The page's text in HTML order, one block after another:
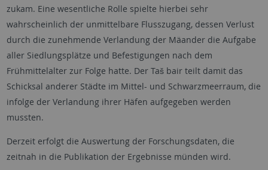
zukam. Eine wesentliche Rolle spielte hierbei sehr
wahrscheinlich der unmittelbare Flusszugang, dessen Verlust
durch die zunehmende Verlandung der Mäander die Aufgabe
aller Siedlungsplätze und Befestigungen nach dem
Frühmittelalter zur Folge hatte. Der Taš bair teilt damit das
Schicksal anderer Städte im Mittel- und Schwarzmeerraum, die
infolge der Verlandung ihrer Häfen aufgegeben werden
mussten.
Derzeit erfolgt die Auswertung der Forschungsdaten, die
zeitnah in die Publikation der Ergebnisse münden wird.